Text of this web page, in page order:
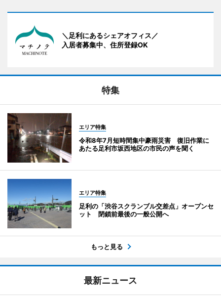
＼足利にあるシェアオフィス／
入居者募集中、住所登録OK
特集
エリア特集
令和8年7月短時間集中豪雨災害 復旧作業に
あたる足利市坂西地区の市民の声を聞く
エリア特集
足利の「渋谷スクランブル交差点」オープンセ
ット 閉鎖前最後の一般公開へ
もっと見る
最新ニュース